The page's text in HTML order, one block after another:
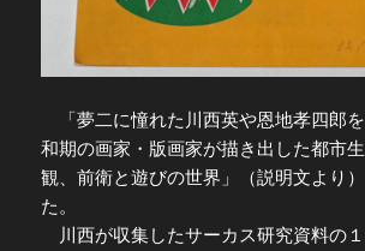
「夢二に憧れた川西英や恩地孝四郎
和期の画家・版画家が描き出した都市
観、前衛と遊びの世界」（説明文より
た。
川西が収集したサーカス研究資料の